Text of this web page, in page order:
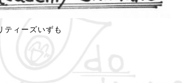
ティーズいずも